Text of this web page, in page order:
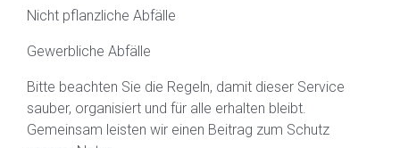
Nicht pflanzliche Abfälle
Gewerbliche Abfälle
Bitte beachten Sie die Regeln, damit dieser Service
sauber, organisiert und für alle erhalten bleibt.
Gemeinsam leisten wir einen Beitrag zum Schutz